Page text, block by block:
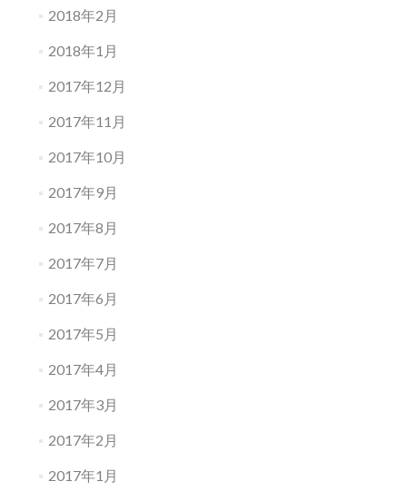
2018年2月
2018年1月
2017年12月
2017年11月
2017年10月
2017年9月
2017年8月
2017年7月
2017年6月
2017年5月
2017年4月
2017年3月
2017年2月
2017年1月